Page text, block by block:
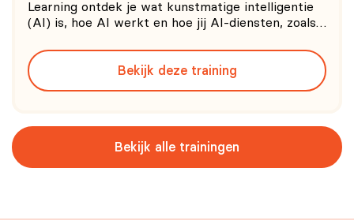
Learning ontdek je wat kunstmatige intelligentie
(AI) is, hoe AI werkt en hoe jij AI-diensten, zoals
verantwoorde en efficiënte manier kunt
gebruiken. Verder zul je leren over de
mogelijkheden én risico’s van kunstmatig
Bekijk deze training
Bekijk alle trainingen